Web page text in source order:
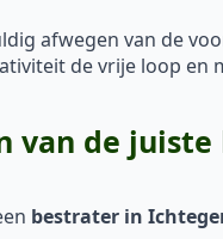
afwegen van de
de vrije loop en
van de
bestrater in